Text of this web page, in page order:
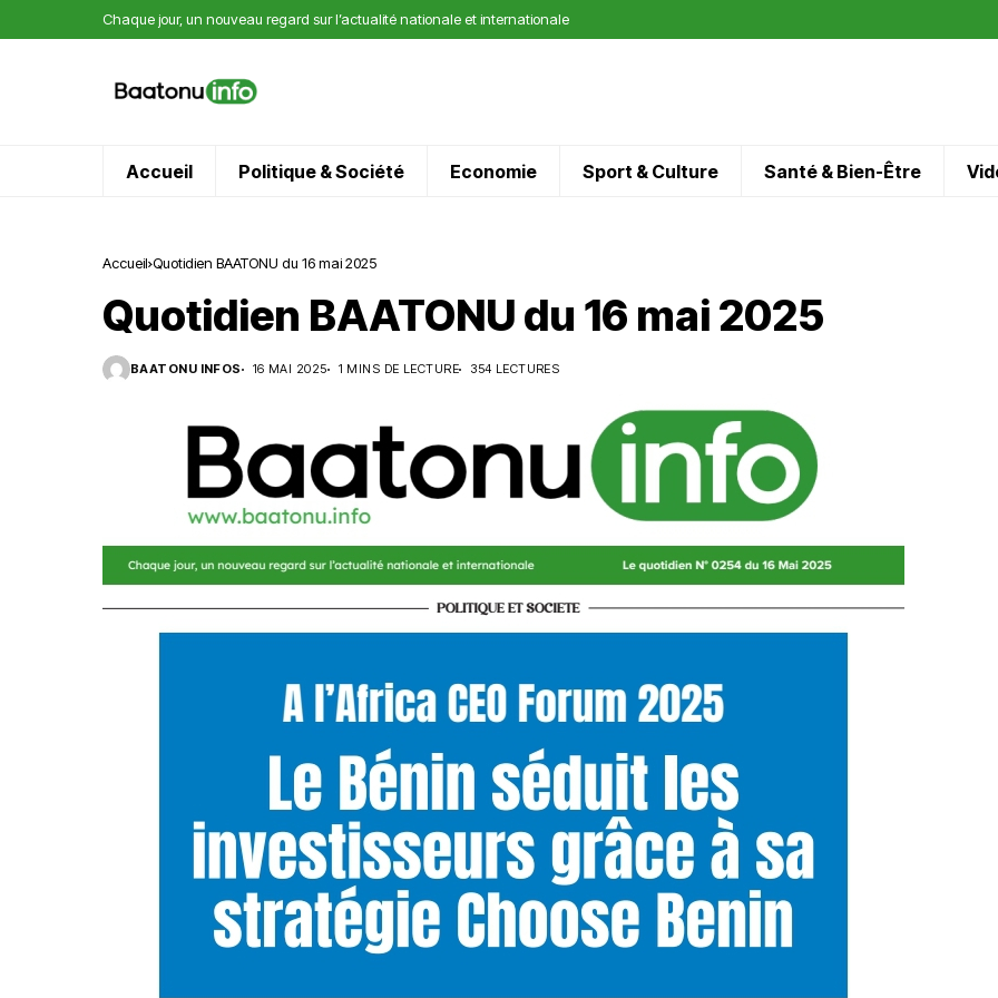
Chaque jour, un nouveau regard sur l’actualité nationale et internationale
Accueil Politique & Société Economie Sport & Culture Santé & Bien-Être
Accueil Quotidien BAATONU du 16 mai 2025
Quotidien BAATONU du 16 mai 2025
BAATONU INFOS 16 MAI 2025 1 MINS DE LECTURE 354 LECTURES